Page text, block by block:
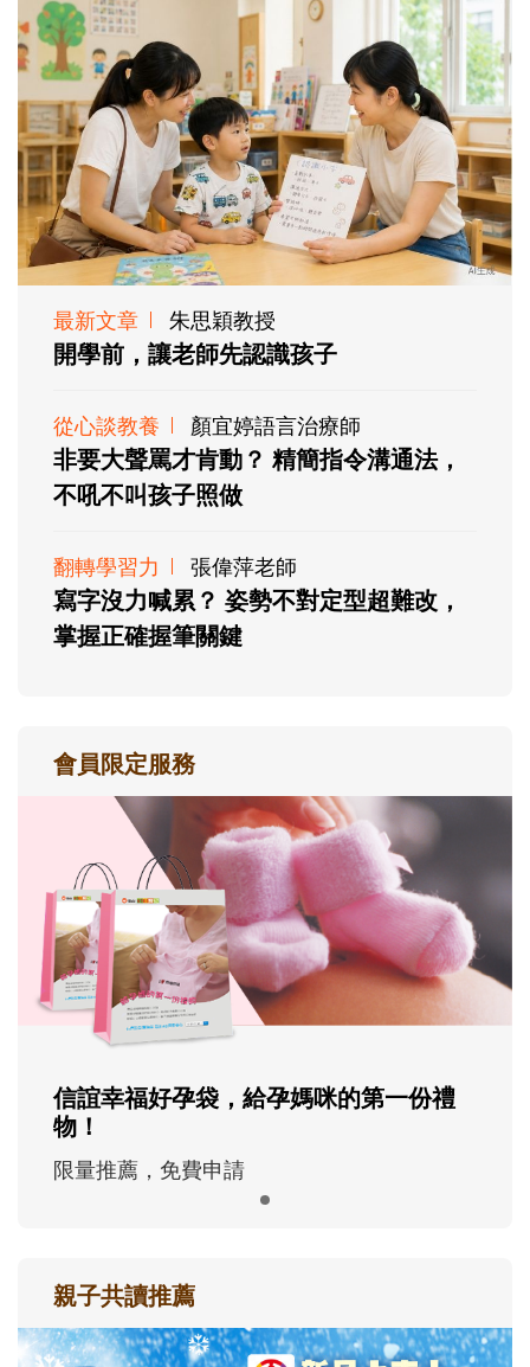
最新文章 朱思穎教授
開學前，讓老師先認識孩子
從心談教養 顏宜婷語言治療師
非要大聲罵才肯動？ 精簡指令溝通法，
不吼不叫孩子照做
翻轉學習力 張偉萍老師
寫字沒力喊累？ 姿勢不對定型超難改，
掌握正確握筆關鍵
會員限定服務
信誼幸福好孕袋，給孕媽咪的第一份禮
物！
限量推薦，免費申請
親子共讀推薦